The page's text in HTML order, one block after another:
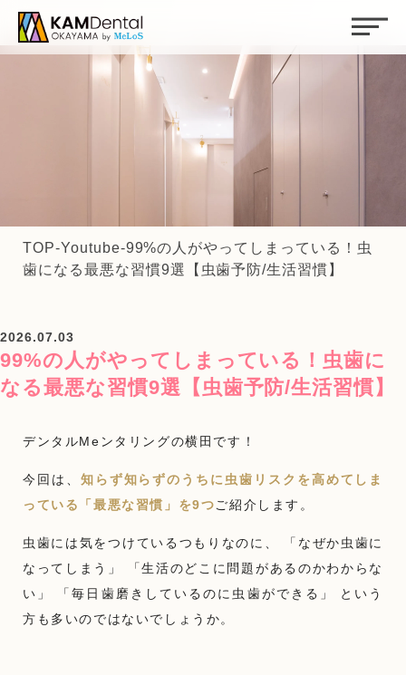
TOP-Youtube-99%の人がやってしまっている！虫
歯になる最悪な習慣9選【虫歯予防/生活習慣】
2026.07.03
99%の人がやってしまっている！虫歯に
なる最悪な習慣9選【虫歯予防/生活習慣】
デンタルMeンタリングの横田です！
今回は、 知らず知らずのうちに虫歯リスクを高めてしま
っている「最悪な習慣」を9つご紹介します。
虫歯には気をつけているつもりなのに、 「なぜか虫歯に
なってしまう」 「生活のどこに問題があるのかわからな
い」 「毎日歯磨きしているのに虫歯ができる」 という
方も多いのではないでしょうか。